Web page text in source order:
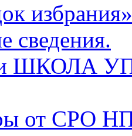
сведения.
ШКОЛА
от СРО НП